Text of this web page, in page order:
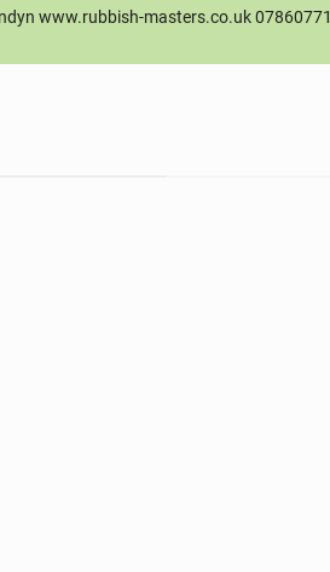
www.rubbish-masters.co.uk